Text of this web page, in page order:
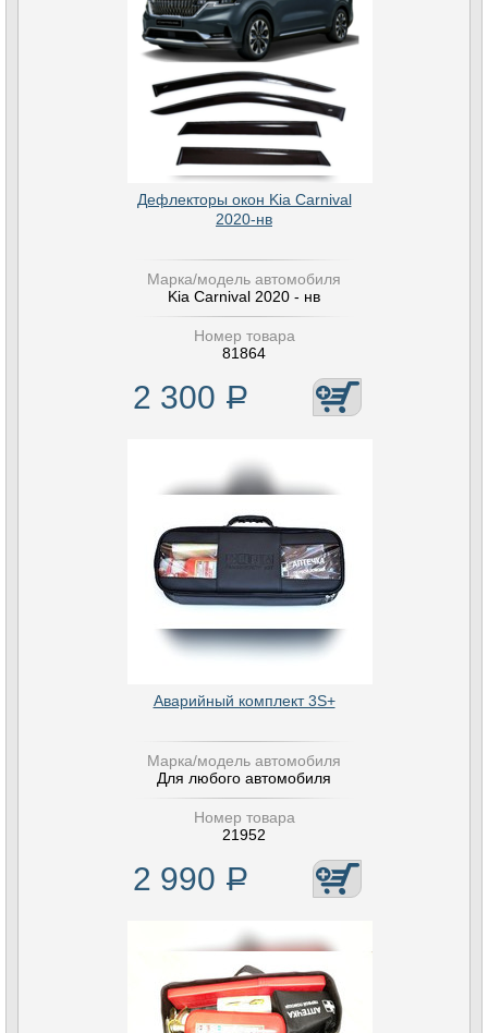
Дефлекторы окон Kia Carnival
2020-нв
Марка/модель автомобиля
Kia Carnival 2020 - нв
Номер товара
81864
2 300 Р
Аварийный комплект 3S+
Марка/модель автомобиля
Для любого автомобиля
Номер товара
21952
2 990 Р